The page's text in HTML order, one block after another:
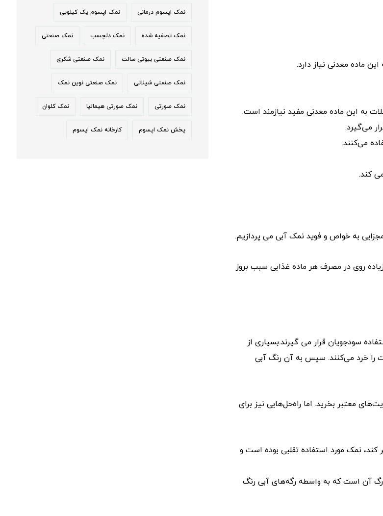
ماده معدنی نیاز دارد.
این ماده معدنی مفید نیازمند است.
می‌گیرد.
می‌کنند.
کند.
مجزایی به خواص و فوید نمک آبی می پردازیم.
روی در مصرف هر ماده غذایی سبب بروز
سودجویان قرار می گیرند.بسیاری از
را خرد می‌کنند. سپس به آن رنگ آبی
معتبر بخرید. اما راه‌حل‌هایی نیز برای
نمک مورد استفاده تقلبی بوده است و
آن است که به واسطه رگه‌های آبی رنگ
نمک اپسوم درمانی نمک اپسوم یک کیلویی
نمک تصفیه شده نمک دلچسب نمک صنعتی
نمک صنعتی بیوتی سالت نمک صنعتی شکری
نمک صنعتی شیلاتی نمک صنعتی نوین نمک
نمک صورتی نمک صورتی هیمالیا نمک کلوان
پخش نمک اپسوم کارخانه نمک اپسوم